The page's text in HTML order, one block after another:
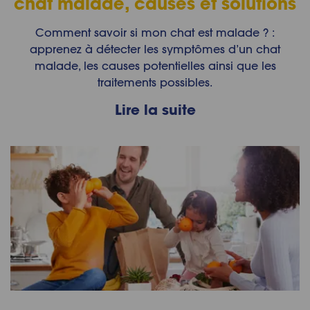
Comment savoir si mon chat est malade ? :
apprenez à détecter les symptômes d’un chat
malade, les causes potentielles ainsi que les
traitements possibles.
Lire la suite